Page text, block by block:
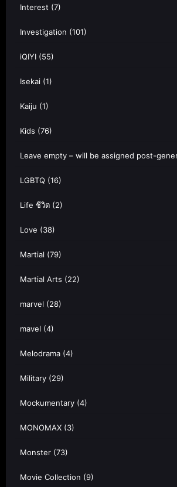
Interest (7)
Investigation (101)
iQIYI (55)
Isekai (1)
Kaiju (1)
Kids (76)
Leave empty – will be assigned post-
LGBTQ (16)
Life ชีวิต (2)
Love (38)
Martial (79)
Martial Arts (22)
marvel (28)
mavel (4)
Melodrama (4)
Military (29)
Mockumentary (4)
MONOMAX (3)
Monster (73)
Movie Collection (9)